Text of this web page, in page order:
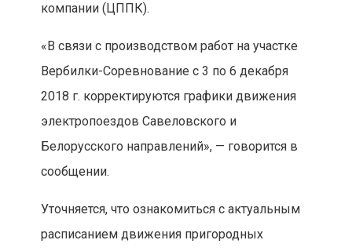
компании (ЦППК).
«В связи с производством работ на участке
Вербилки-Соревнование с 3 по 6 декабря
2018 г. корректируются графики движения
электропоездов Савеловского и
Белорусского направлений», — говорится в
сообщении.
Уточняется, что ознакомиться с актуальным
расписанием движения пригородных